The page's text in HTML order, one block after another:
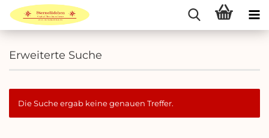
Erweiterte Suche
Die Suche ergab keine genauen Treffer.